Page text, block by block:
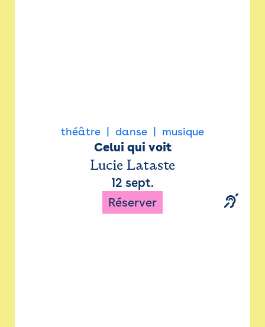
théâtre danse musique
Celui qui voit
Lucie Lataste
12 sept.
Réserver